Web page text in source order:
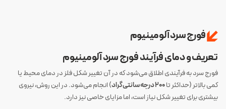
فورج سرد آلومینیوم
تعریف و دمای فرآیندفورج سرد آلومینیوم
فورج سرد به فرآیندی اطلاق می‌شود که در آن تغییر شکل فلز در دمای محیط یا
کمی بالاتر (حداکثر تا۲۰۰ درجه سانتی‌گراد
) انجام می‌شود. در این روش، نیروی
بیشتری برای تغییر شکل نیاز است، اما مزایای خاصی نیز دارد.